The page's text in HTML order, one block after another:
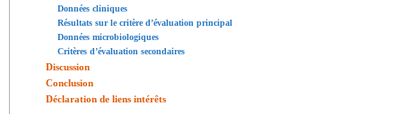
Données cliniques
Résultats sur le critère d’évaluation principal
Données microbiologiques
Critères d’évaluation secondaires
Discussion
Conclusion
Déclaration de liens intérêts